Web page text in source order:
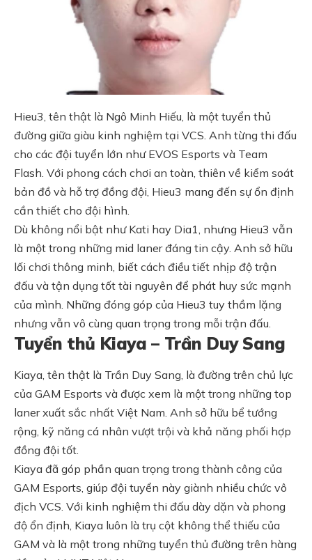
Hieu3, tên thật là Ngô Minh Hiếu, là một tuyển thủ
đường giữa giàu kinh nghiệm tại VCS. Anh từng thi đấu
cho các đội tuyển lớn như EVOS Esports và Team
Flash. Với phong cách chơi an toàn, thiên về kiểm soát
bản đồ và hỗ trợ đồng đội, Hieu3 mang đến sự ổn định
cần thiết cho đội hình.
Dù không nổi bật như Kati hay Dia1, nhưng Hieu3 vẫn
là một trong những mid laner đáng tin cậy. Anh sở hữu
lối chơi thông minh, biết cách điều tiết nhịp độ trận
đấu và tận dụng tốt tài nguyên để phát huy sức mạnh
của mình. Những đóng góp của Hieu3 tuy thầm lặng
nhưng vẫn vô cùng quan trọng trong mỗi trận đấu.
Tuyển thủ Kiaya – Trần Duy Sang
Kiaya, tên thật là Trần Duy Sang, là đường trên chủ lực
của GAM Esports và được xem là một trong những top
laner xuất sắc nhất Việt Nam. Anh sở hữu bể tướng
rộng, kỹ năng cá nhân vượt trội và khả năng phối hợp
đồng đội tốt.
Kiaya đã góp phần quan trọng trong thành công của
GAM Esports, giúp đội tuyển này giành nhiều chức vô
địch VCS. Với kinh nghiệm thi đấu dày dặn và phong
độ ổn định, Kiaya luôn là trụ cột không thể thiếu của
GAM và là một trong những tuyển thủ đường trên hàng